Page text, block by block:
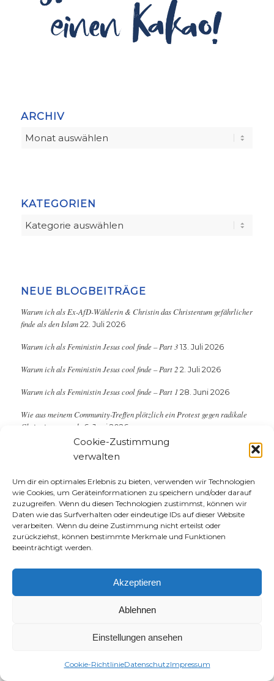
Cookie-Zustimmung
verwalten
Um dir ein optimales Erlebnis zu bieten, verwenden wir Technologien
wie Cookies, um Geräteinformationen zu speichern und/oder darauf
zuzugreifen. Wenn du diesen Technologien zustimmst, können wir
Daten wie das Surfverhalten oder eindeutige IDs auf dieser Website
verarbeiten. Wenn du deine Zustimmung nicht erteilst oder
zurückziehst, können bestimmte Merkmale und Funktionen
beeinträchtigt werden.
Akzeptieren
Ablehnen
Einstellungen ansehen
Cookie-RichtlinieDatenschutzImpressum
ARCHIV
KATEGORIEN
Kategorien
NEUE BLOGBEITRÄGE
Warum ich als Ex-AfD-Wählerin & Christin das Christentum gefährlicher
finde als den Islam 22. Juli 2026
Warum ich als Feministin Jesus cool finde – Part 3 13. Juli 2026
Warum ich als Feministin Jesus cool finde – Part 2 2. Juli 2026
Warum ich als Feministin Jesus cool finde – Part 1 28. Juni 2026
Wie aus meinem Community-Treffen plötzlich ein Protest gegen radikale
Christ:innen wurde 6. Juni 2026
WAS SUCHST DU?
be the hope,
be the love.